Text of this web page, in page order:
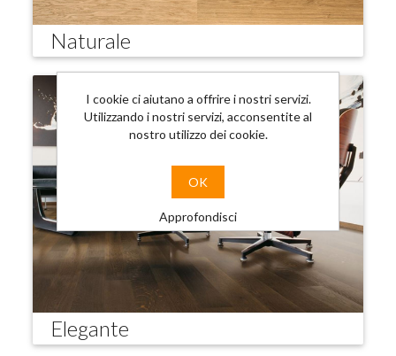
Naturale
Elegante
I cookie ci aiutano a offrire i nostri servizi.
Utilizzando i nostri servizi, acconsentite al
nostro utilizzo dei cookie.
OK
Approfondisci